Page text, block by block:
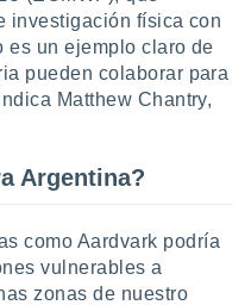
investigación física con
es un ejemplo claro de
pueden colaborar para
Matthew Chantry,
Argentina?
como Aardvark podría
vulnerables a
zonas de nuestro